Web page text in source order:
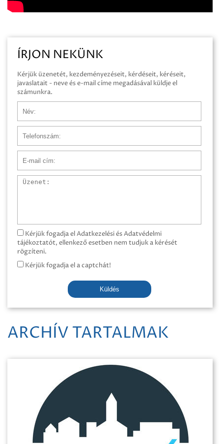
ÍRJON NEKÜNK
Kérjük üzenetét, kezdeményezéseit, kérdéseit, kéréseit,
javaslatait - neve és e-mail címe megadásával küldje el
számunkra.
Üzenet
Kérjük fogadja el Adatkezelési és Adatvédelmi
tájékoztatót, ellenkező esetben nem tudjuk a kérését
rögzíteni.
Kérjük fogadja el a captchát!
Küldés
ARCHÍV TARTALMAK